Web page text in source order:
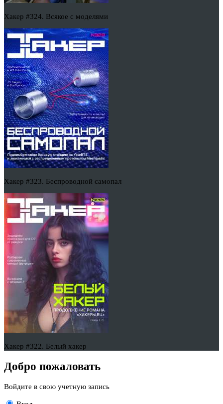
Хакер #324. Всякое с моделями
Хакер #323. Беспроводной самопал
Хакер #322. Белый хакер
Добро пожаловать
Войдите в свою учетную запись